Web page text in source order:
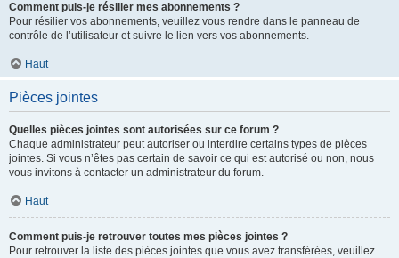
Comment puis-je résilier mes abonnements ?
Pour résilier vos abonnements, veuillez vous rendre dans le panneau de
contrôle de l’utilisateur et suivre le lien vers vos abonnements.
Haut
Pièces jointes
Quelles pièces jointes sont autorisées sur ce forum ?
Chaque administrateur peut autoriser ou interdire certains types de pièces
jointes. Si vous n’êtes pas certain de savoir ce qui est autorisé ou non, nous
vous invitons à contacter un administrateur du forum.
Haut
Comment puis-je retrouver toutes mes pièces jointes ?
Pour retrouver la liste des pièces jointes que vous avez transférées, veuillez